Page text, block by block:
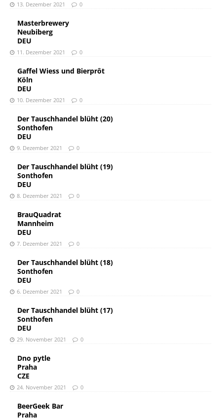
13. Dezember 2021 0
Masterbrewery
Neubiberg
DEU
11. Dezember 2021 0
Gaffel Wiess und Bierprôt
Köln
DEU
10. Dezember 2021 0
Der Tauschhandel blüht (20)
Sonthofen
DEU
9. Dezember 2021 0
Der Tauschhandel blüht (19)
Sonthofen
DEU
8. Dezember 2021 0
BrauQuadrat
Mannheim
DEU
7. Dezember 2021 0
Der Tauschhandel blüht (18)
Sonthofen
DEU
6. Dezember 2021 0
Der Tauschhandel blüht (17)
Sonthofen
DEU
29. November 2021 0
Dno pytle
Praha
CZE
24. November 2021 0
BeerGeek Bar
Praha